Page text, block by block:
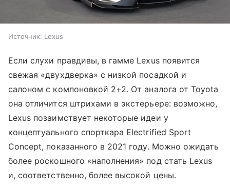
Источник: Lexus
Если слухи правдивы, в гамме Lexus появится
свежая «двухдверка» с низкой посадкой и
салоном с компоновкой 2+2. От аналога от Toyota
она отличится штрихами в экстерьере: возможно,
Lexus позаимствует некоторые идеи у
концептуального спорткара Electrified Sport
Concept, показанного в 2021 году. Можно ожидать
более роскошного «наполнения» под стать Lexus
и, соответственно, более высокой цены.